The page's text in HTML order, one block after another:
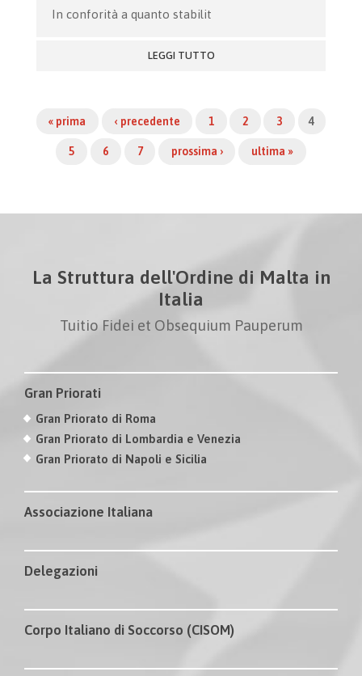
In conforità a quanto stabilit
LEGGI TUTTO
« prima ‹ precedente 1 2 3 4
5 6 7 prossima › ultima »
La Struttura dell'Ordine di Malta in
Italia
Tuitio Fidei et Obsequium Pauperum
Gran Priorati
Gran Priorato di Roma
Gran Priorato di Lombardia e Venezia
Gran Priorato di Napoli e Sicilia
Associazione Italiana
Delegazioni
Corpo Italiano di Soccorso (CISOM)